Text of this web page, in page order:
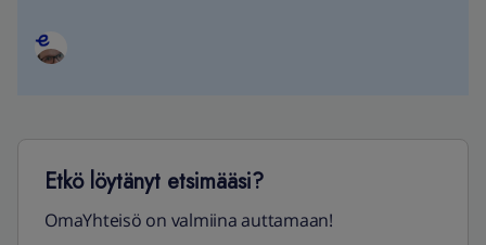
Etkö löytänyt etsimääsi?
OmaYhteisö on valmiina auttamaan!